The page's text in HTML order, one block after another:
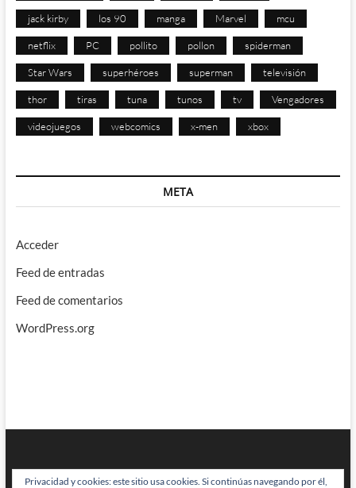
jack kirby los 90 manga Marvel mcu
netflix PC pollito pollon spiderman
Star Wars superhéroes superman televisión
thor tiras tuna tunos tv Vengadores
videojuegos webcomics x-men xbox
META
Acceder
Feed de entradas
Feed de comentarios
WordPress.org
Privacidad y cookies: este sitio usa cookies. Si continúas navegando por él,